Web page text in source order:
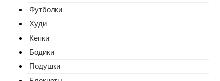
Футболки
Худи
Кепки
Бодики
Подушки